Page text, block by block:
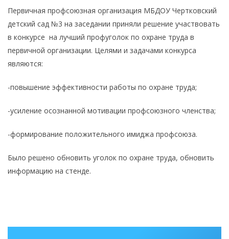
Первичная профсоюзная организация МБДОУ Чертковский
детский сад №3 на заседании приняли решение участвовать
в конкурсе на лучший профуголок по охране труда в
первичной организации. Целями и задачами конкурса
являются:
-повышение эффективности работы по охране труда;
-усиление осознанной мотивации профсоюзного членства;
-формирование положительного имиджа профсоюза.
Было решено обновить уголок по охране труда, обновить
информацию на стенде.